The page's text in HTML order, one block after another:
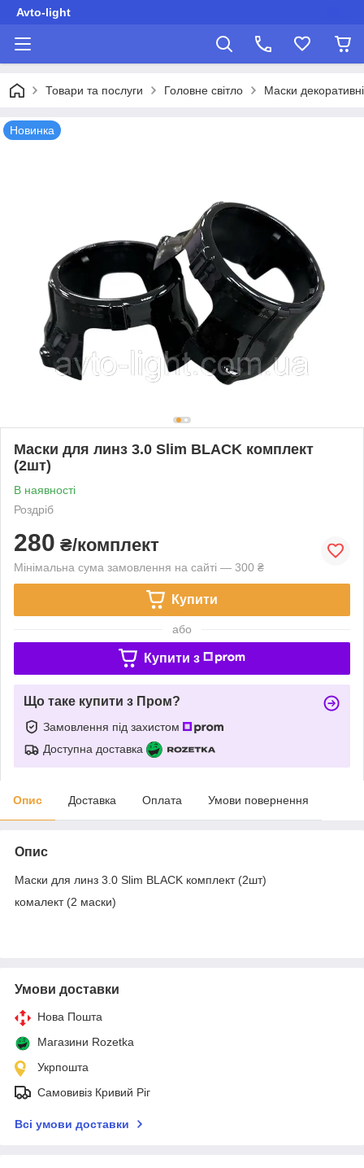
Avto-light
Товари та послуги Головне світло Маски
Новинка
Маски для линз 3.0 Slim BLACK комплект
(2шт)
В наявності
Роздріб
280 ₴/комплект
Мінімальна сума замовлення на сайті — 300 ₴
Купити
або
Купити з
Що таке купити з Пром?
Замовлення під захистом
Доступна доставка
Опис Доставка Оплата Умови повернення
Опис
Маски для линз 3.0 Slim BLACK комплект (2шт)
комалект (2 маски)
Умови доставки
Нова Пошта
Магазини Rozetka
Укрпошта
Самовивіз Кривий Ріг
Всі умови доставки